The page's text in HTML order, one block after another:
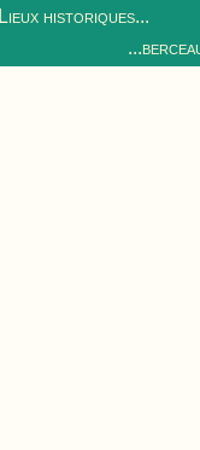
Lieux historiques...